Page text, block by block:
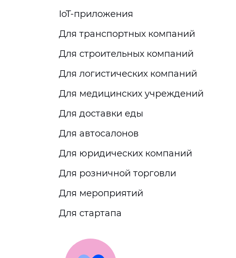
IoT-приложения
Для транспортных компаний
Для строительных компаний
Для логистических компаний
Для медицинских учреждений
Для доставки еды
Для автосалонов
Для юридических компаний
Для розничной торговли
Для мероприятий
Для стартапа